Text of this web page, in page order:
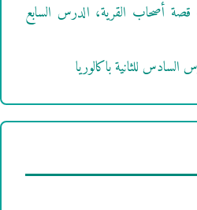
يس الآيات 12-28، قصة أصحاب القرية، الدرس السابع
السادس للثانية باكالوريا